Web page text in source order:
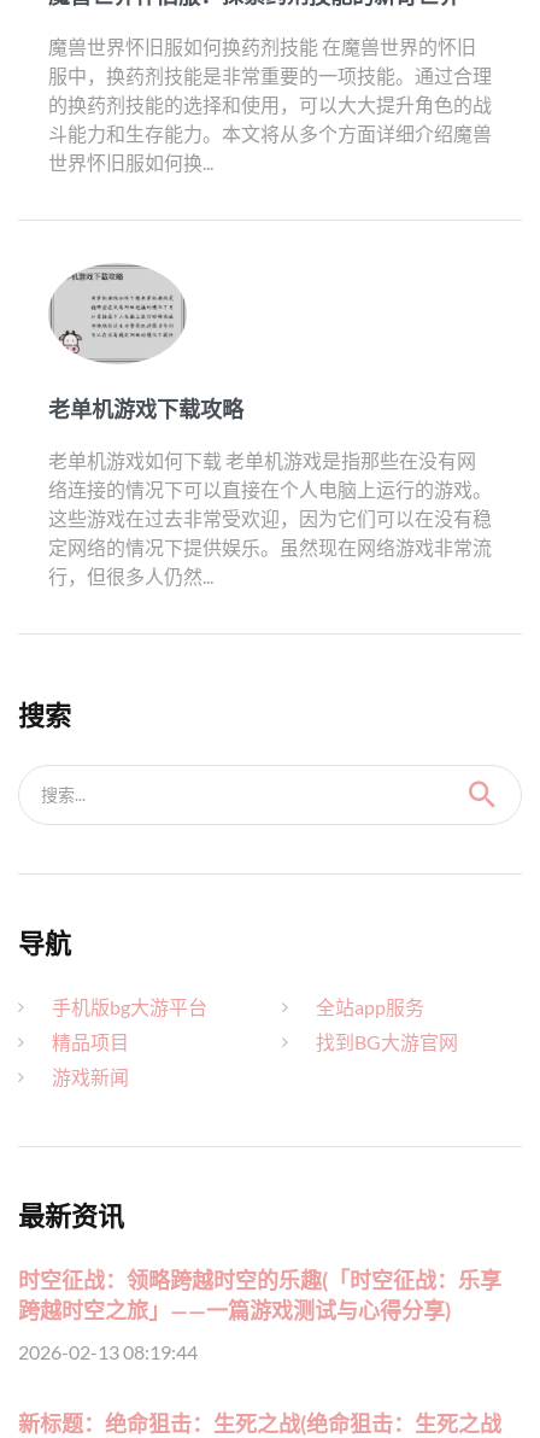
魔兽世界怀旧服如何换药剂技能 在魔兽世界的怀旧
服中，换药剂技能是非常重要的一项技能。通过合理
的换药剂技能的选择和使用，可以大大提升角色的战
斗能力和生存能力。本文将从多个方面详细介绍魔兽
世界怀旧服如何换...
老单机游戏下载攻略
老单机游戏如何下载 老单机游戏是指那些在没有网
络连接的情况下可以直接在个人电脑上运行的游戏。
这些游戏在过去非常受欢迎，因为它们可以在没有稳
定网络的情况下提供娱乐。虽然现在网络游戏非常流
行，但很多人仍然...
搜索
搜索...
导航
手机版bg大游平台
精品项目
游戏新闻
全站app服务
找到BG大游官网
最新资讯
时空征战：领略跨越时空的乐趣(「时空征战：乐享
跨越时空之旅」——一篇游戏测试与心得分享)
2026-02-13 08:19:44
新标题：绝命狙击：生死之战(绝命狙击：生死之战